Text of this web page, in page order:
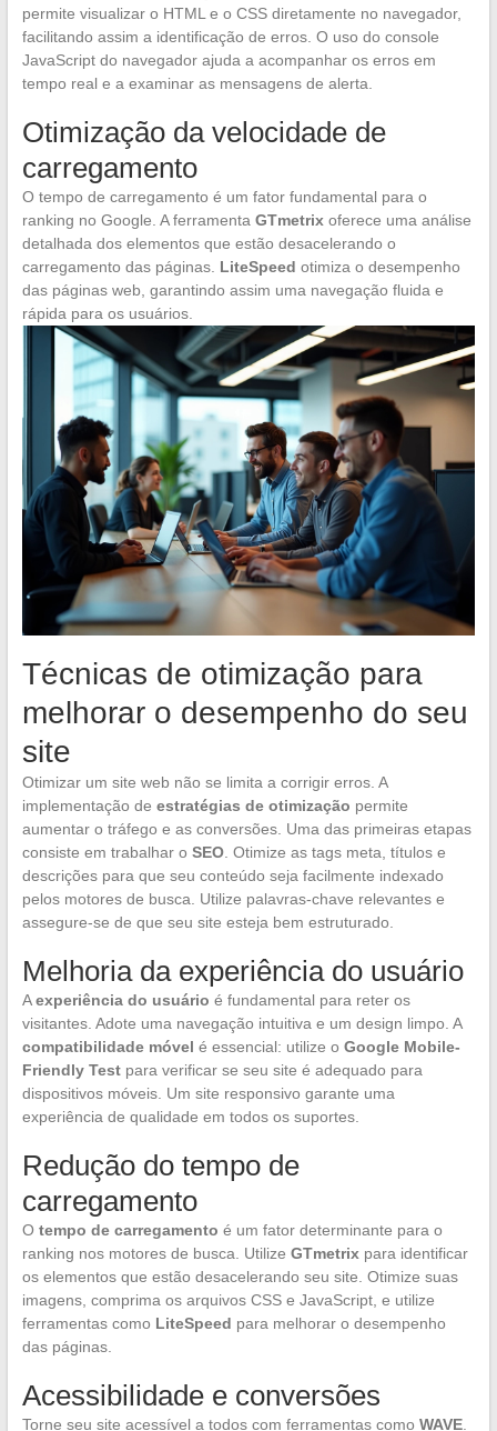
permite visualizar o HTML e o CSS diretamente no navegador,
facilitando assim a identificação de erros. O uso do console
JavaScript do navegador ajuda a acompanhar os erros em
tempo real e a examinar as mensagens de alerta.
Otimização da velocidade de
carregamento
O tempo de carregamento é um fator fundamental para o
ranking no Google. A ferramenta GTmetrixoferece uma análise
detalhada dos elementos que estão desacelerando o
carregamento das páginas. LiteSpeed otimiza o desempenho
das páginas web, garantindo assim uma navegação fluida e
rápida para os usuários.
Técnicas de otimização para
melhorar o desempenho do seu
site
Otimizar um site web não se limita a corrigir erros. A
implementação de estratégias de otimização permite
aumentar o tráfego e as conversões. Uma das primeiras etapas
consiste em trabalhar o SEO. Otimize as tags meta, títulos e
descrições para que seu conteúdo seja facilmente indexado
pelos motores de busca. Utilize palavras-chave relevantes e
assegure-se de que seu site esteja bem estruturado.
Melhoria da experiência do usuário
Aexperiência do usuário é fundamental para reter os
visitantes. Adote uma navegação intuitiva e um design limpo. A
compatibilidade móvel é essencial: utilize o Google Mobile-
Friendly Testpara verificar se seu site é adequado para
dispositivos móveis. Um site responsivo garante uma
experiência de qualidade em todos os suportes.
Redução do tempo de
carregamento
O tempo de carregamento é um fator determinante para o
ranking nos motores de busca. Utilize GTmetrixpara identificar
os elementos que estão desacelerando seu site. Otimize suas
imagens, comprima os arquivos CSS e JavaScript, e utilize
ferramentas como LiteSpeed para melhorar o desempenho
das páginas.
Acessibilidade e conversões
Torne seu site acessível a todos com ferramentas como WAVE.